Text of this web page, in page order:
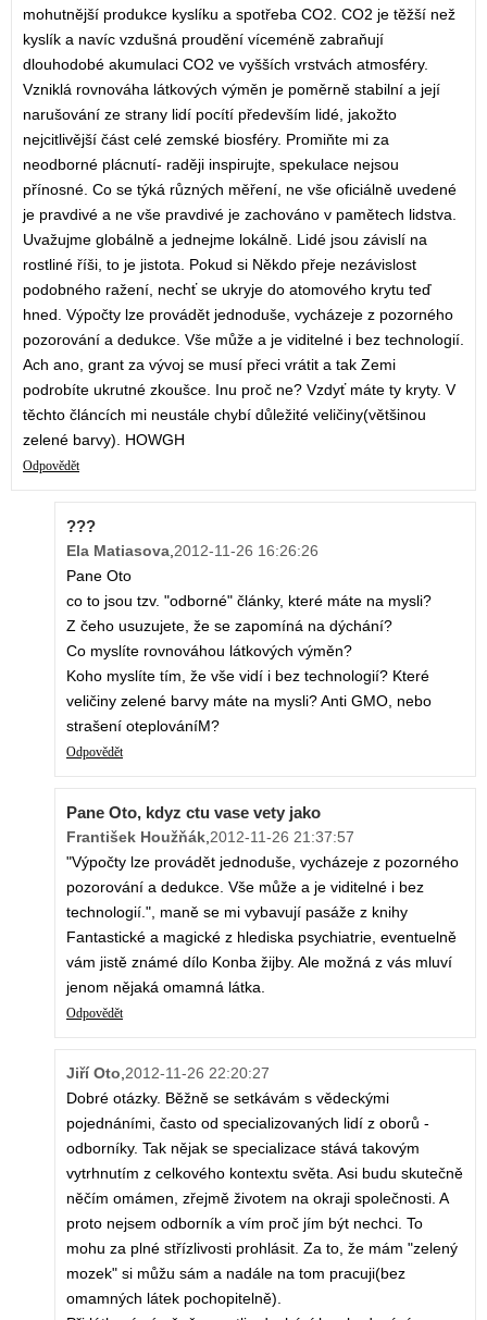
mohutnější produkce kyslíku a spotřeba CO2. CO2 je těžší než
kyslík a navíc vzdušná proudění víceméně zabraňují
dlouhodobé akumulaci CO2 ve vyšších vrstvách atmosféry.
Vzniklá rovnováha látkových výměn je poměrně stabilní a její
narušování ze strany lidí pocítí především lidé, jakožto
nejcitlivější část celé zemské biosféry. Promiňte mi za
neodborné plácnutí- raději inspirujte, spekulace nejsou
přínosné. Co se týká různých měření, ne vše oficiálně uvedené
je pravdivé a ne vše pravdivé je zachováno v pamětech lidstva.
Uvažujme globálně a jednejme lokálně. Lidé jsou závislí na
rostliné říši, to je jistota. Pokud si Někdo přeje nezávislost
podobného ražení, nechť se ukryje do atomového krytu teď
hned. Výpočty lze provádět jednoduše, vycházeje z pozorného
pozorování a dedukce. Vše může a je viditelné i bez technologií.
Ach ano, grant za vývoj se musí přeci vrátit a tak Zemi
podrobíte ukrutné zkoušce. Inu proč ne? Vzdyť máte ty kryty. V
těchto článcích mi neustále chybí důležité veličiny(většinou
zelené barvy). HOWGH
Odpovědět
???
Ela Matiasova 2012-11-26 16:26:26
Pane Oto
co to jsou tzv. "odborné" články, které máte na mysli?
Z čeho usuzujete, že se zapomíná na dýchání?
Co myslíte rovnováhou látkových výměn?
Koho myslíte tím, že vše vidí i bez technologií? Které
veličiny zelené barvy máte na mysli? Anti GMO, nebo
strašení oteplováníM?
Odpovědět
Pane Oto, kdyz ctu vase vety jako
František Houžňák 2012-11-26 21:37:57
"Výpočty lze provádět jednoduše, vycházeje z pozorného
pozorování a dedukce. Vše může a je viditelné i bez
technologií.", maně se mi vybavují pasáže z knihy
Fantastické a magické z hlediska psychiatrie, eventuelně
vám jistě známé dílo Konba žijby. Ale možná z vás mluví
jenom nějaká omamná látka.
Odpovědět
Jiří Oto 2012-11-26 22:20:27
Dobré otázky. Běžně se setkávám s vědeckými
pojednáními, často od specializovaných lidí z oborů -
odborníky. Tak nějak se specializace stává takovým
vytrhnutím z celkového kontextu světa. Asi budu skutečně
něčím omámen, zřejmě životem na okraji společnosti. A
proto nejsem odborník a vím proč jím být nechci. To
mohu za plné střízlivosti prohlásit. Za to, že mám "zelený
mozek" si můžu sám a nadále na tom pracuji(bez
omamných látek pochopitelně).